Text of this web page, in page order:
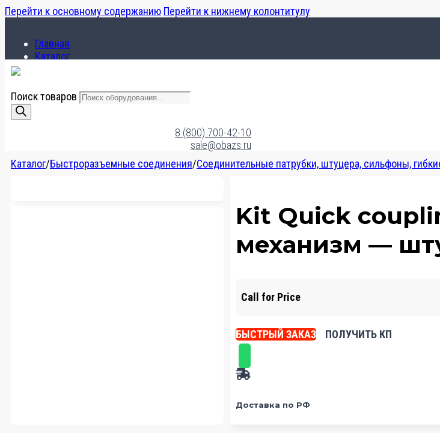
Перейти к основному содержанию Перейти к нижнему колонтитулу
Главная
Каталог
Поиск товаров
8 (800) 700-42-10
sale@obazs.ru
Каталог/Быстроразъемные соединения/Соединительные патрубки, штуцера, сильфоны,
Kit Quick
механизм —
Call for Price
БЫСТРЫЙ ЗАКАЗ ПОЛУЧИТЬ КП
Доставка по РФ